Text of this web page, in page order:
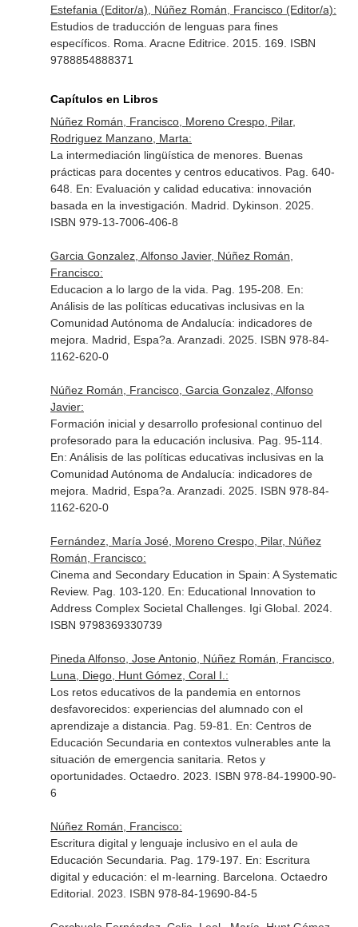
Estefania (Editor/a), Núñez Román, Francisco (Editor/a):
Estudios de traducción de lenguas para fines
específicos. Roma. Aracne Editrice. 2015. 169. ISBN
9788854888371
Capítulos en Libros
Núñez Román, Francisco, Moreno Crespo, Pilar,
Rodriguez Manzano, Marta:
La intermediación lingüística de menores. Buenas
prácticas para docentes y centros educativos. Pag. 640-
648. En: Evaluación y calidad educativa: innovación
basada en la investigación . Madrid. Dykinson. 2025.
ISBN 979-13-7006-406-8
Garcia Gonzalez, Alfonso Javier, Núñez Román,
Francisco:
Educacion a lo largo de la vida. Pag. 195-208. En:
Análisis de las políticas educativas inclusivas en la
Comunidad Autónoma de Andalucía: indicadores de
mejora . Madrid, Espa?a. Aranzadi. 2025. ISBN 978-84-
1162-620-0
Núñez Román, Francisco, Garcia Gonzalez, Alfonso
Javier:
Formación inicial y desarrollo profesional continuo del
profesorado para la educación inclusiva. Pag. 95-114.
En: Análisis de las políticas educativas inclusivas en la
Comunidad Autónoma de Andalucía: indicadores de
mejora . Madrid, Espa?a. Aranzadi. 2025. ISBN 978-84-
1162-620-0
Fernández, María José, Moreno Crespo, Pilar, Núñez
Román, Francisco:
Cinema and Secondary Education in Spain: A Systematic
Review. Pag. 103-120. En: Educational Innovation to
Address Complex Societal Challenges. Igi Global. 2024.
ISBN 9798369330739
Pineda Alfonso, Jose Antonio, Núñez Román, Francisco,
Luna, Diego, Hunt Gómez, Coral I.:
Los retos educativos de la pandemia en entornos
desfavorecidos: experiencias del alumnado con el
aprendizaje a distancia. Pag. 59-81. En: Centros de
Educación Secundaria en contextos vulnerables ante la
situación de emergencia sanitaria. Retos y
oportunidades. Octaedro. 2023. ISBN 978-84-19900-90-
6
Núñez Román, Francisco:
Escritura digital y lenguaje inclusivo en el aula de
Educación Secundaria. Pag. 179-197. En: Escritura
digital y educación: el m-learning . Barcelona. Octaedro
Editorial. 2023. ISBN 978-84-19690-84-5